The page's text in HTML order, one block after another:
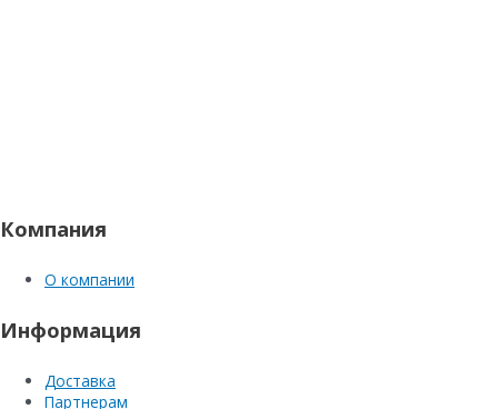
Компания
О компании
Информация
Доставка
Партнерам